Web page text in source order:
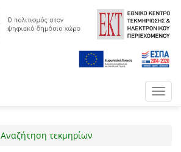
Αναζήτηση τεκμηρίων